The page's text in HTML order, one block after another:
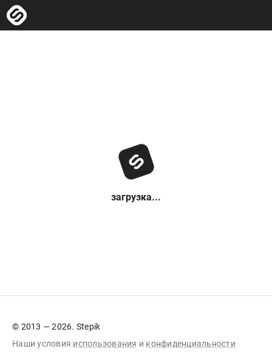
загрузка...
© 2013 — 2026. Stepik
Наши условия использования и конфиденциальности